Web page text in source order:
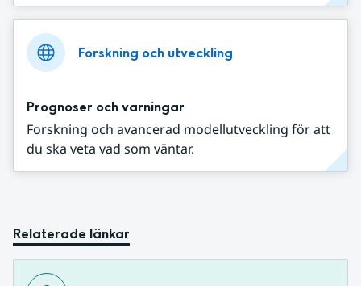
Forskning och utveckling
Prognoser och varningar
Forskning och avancerad modellutveckling för att
du ska veta vad som väntar.
Relaterade länkar